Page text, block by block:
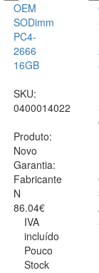
OEM
SODimm
PC4-
2666
16GB
SKU:
0400014022
Produto:
Novo
Garantia:
Fabricante
N
86.04€
IVA
incluído
Pouco
Stock